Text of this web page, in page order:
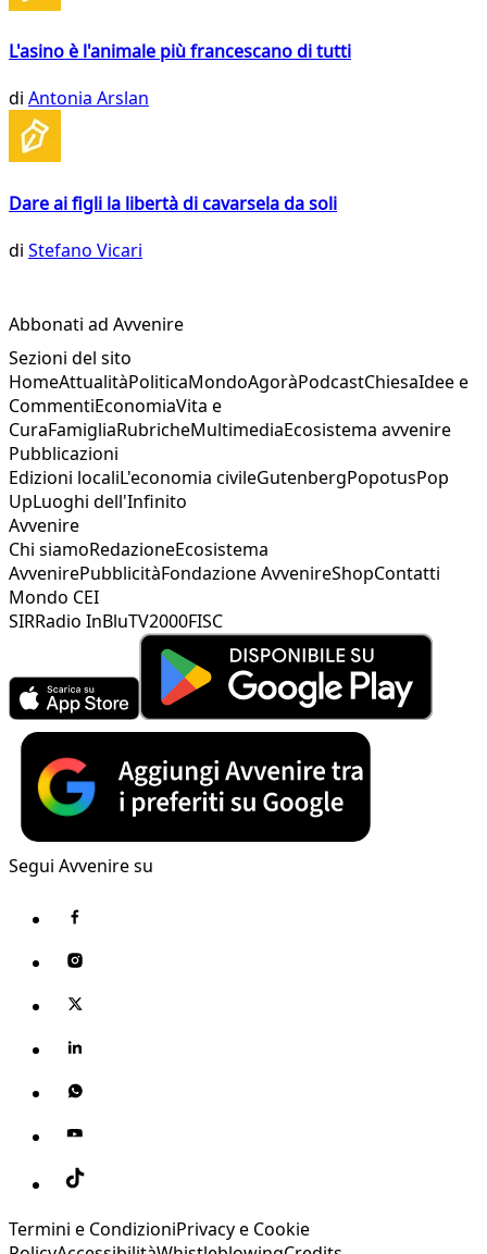
L'asino è l'animale più francescano di tutti
di Antonia Arslan
Dare ai figli la libertà di cavarsela da soli
di Stefano Vicari
Abbonati ad Avvenire
Sezioni del sito
HomeAttualitàPoliticaMondoAgoràPodcastChiesaIdee e
CommentiEconomiaVita e
CuraFamigliaRubricheMultimediaEcosistema avvenire
Pubblicazioni
Edizioni localiL'economia civileGutenbergPopotusPop
UpLuoghi dell'Infinito
Avvenire
Chi siamoRedazioneEcosistema
AvvenirePubblicitàFondazione AvvenireShopContatti
Mondo CEI
SIRRadio InBluTV2000FISC
Segui Avvenire su
Termini e CondizioniPrivacy e Cookie